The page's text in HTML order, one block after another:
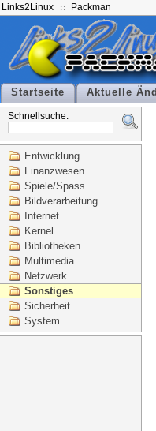
Links2Linux Packman
Startseite Aktuelle
Schnellsuche:
Entwicklung
Finanzwesen
Spiele/Spass
Bildverarbeitung
Internet
Kernel
Bibliotheken
Multimedia
Netzwerk
Sonstiges
Sicherheit
System